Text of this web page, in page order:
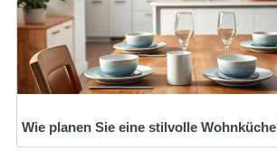
Wie planen Sie eine stilvolle